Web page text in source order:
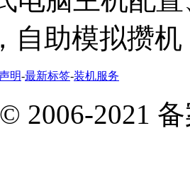
自助模拟攒机
明-最新标签-装机服务
© 2006-2021